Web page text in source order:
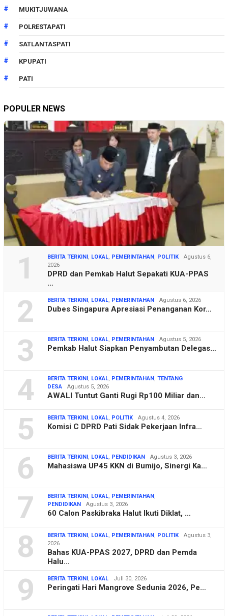
MUKITJUWANA
POLRESTAPATI
SATLANTASPATI
KPUPATI
PATI
POPULER NEWS
1 BERITA TERKINI , LOKAL, PEMERINTAHAN , POLITIK
Agustus 6,
2026
DPRD dan Pemkab Halut Sepakati KUA-PPAS
…
2 BERITA TERKINI , LOKAL, PEMERINTAHAN Agustus 6, 2026
Dubes Singapura Apresiasi Penanganan Kor…
3 BERITA TERKINI , LOKAL, PEMERINTAHAN Agustus 5, 2026
Pemkab Halut Siapkan Penyambutan Delegas…
4 BERITA TERKINI , LOKAL, PEMERINTAHAN , TENTANG
DESA
Agustus 5, 2026
AWALI Tuntut Ganti Rugi Rp100 Miliar dan…
5 BERITA TERKINI , LOKAL, POLITIK Agustus 4, 2026
Komisi C DPRD Pati Sidak Pekerjaan Infra…
6 BERITA TERKINI , LOKAL, PENDIDIKAN Agustus 3, 2026
Mahasiswa UP45 KKN di Bumijo, Sinergi Ka…
7 BERITA TERKINI , LOKAL, PEMERINTAHAN ,
PENDIDIKAN
Agustus 3, 2026
60 Calon Paskibraka Halut Ikuti Diklat, …
8 BERITA TERKINI , LOKAL, PEMERINTAHAN , POLITIK
Agustus 3,
2026
Bahas KUA-PPAS 2027, DPRD dan Pemda
Halu…
9 BERITA TERKINI , LOKAL Juli 30, 2026
Peringati Hari Mangrove Sedunia 2026, Pe…